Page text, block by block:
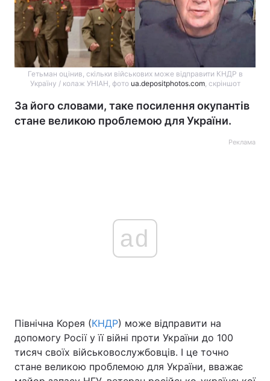
Україна Політика
Гетьман оцінив, скільки військових може відправити КНДР в
Україну / колаж УНІАН, фото ua.depositphotos.com, скріншот
За його словами, таке посилення окупантів
стане великою проблемою для України.
Реклама
ad
Північна Корея (КНДР) може відправити на
допомогу Росії у її війні проти України до 100
тисяч своїх військовослужбовців. І це точно
стане великою проблемою для України, вважає